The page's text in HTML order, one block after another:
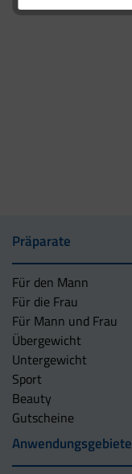
Präparate
Für den Mann
Für die Frau
Für Mann und Frau
Übergewicht
Untergewicht
Sport
Beauty
Gutscheine
Anwendungsgebiete